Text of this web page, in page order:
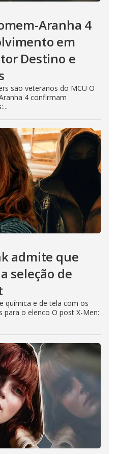
Aranha 4
em
Destino e
são veteranos do MCU O
4 confirmam
admite que
seleção de
química e de tela com os
para o elenco O post X-Men: